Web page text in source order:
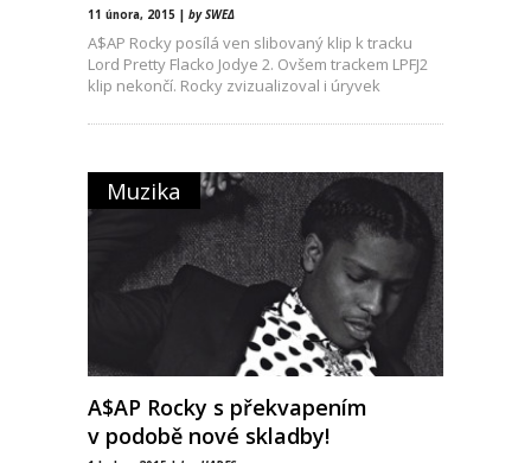
11 února, 2015 | by SWEΔ
A$AP Rocky posílá ven slibovaný klip k tracku
Lord Pretty Flacko Jodye 2. Ovšem trackem LPFJ2
klip nekončí. Rocky zvizualizoval i úryvek
Muzika
A$AP Rocky s překvapením
v podobě nové skladby!